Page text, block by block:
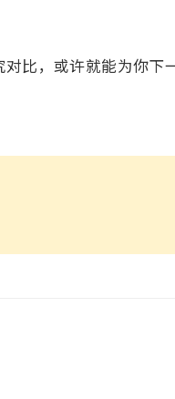
比，或许就能为你下